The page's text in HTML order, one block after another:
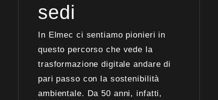
sedi
In Elmec ci sentiamo pionieri in
questo percorso che vede la
trasformazione digitale andare di
pari passo con la sostenibilità
ambientale. Da 50 anni, infatti,